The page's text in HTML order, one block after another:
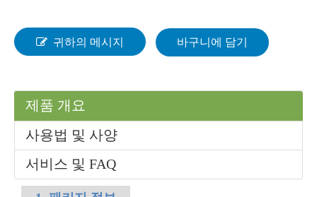
귀하의 메시지 바구니에 담기
제품 개요
사용법 및 사양
서비스 및 FAQ